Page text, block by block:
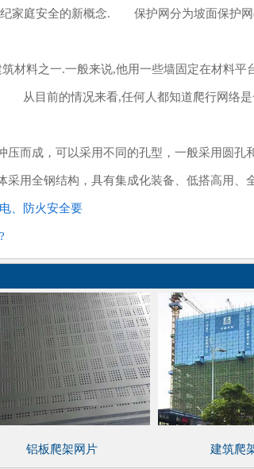
纪家庭安全的新概念. 保护网分为坡面保护网
料之一.一般来说,他用一些墙固定在材料平
从目前的情况来看,任何人都知道爬行网络是
压而成，可以采用不同的孔型，一般采用圆
采用全钢结构，具有集成化装备、低搭高用、
、防火安全要
铝板爬架网片 建筑爬